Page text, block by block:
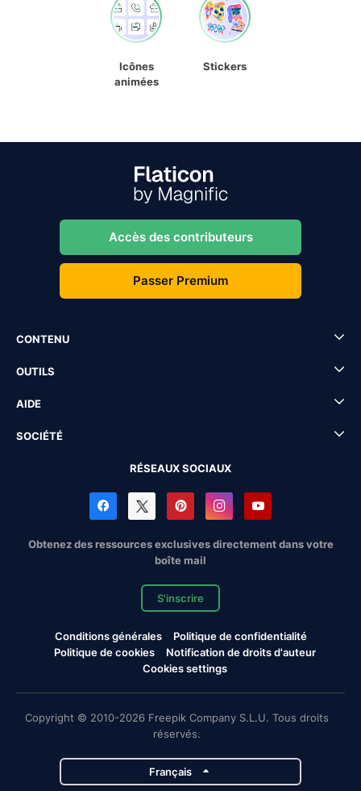
Icônes
animées
Stickers
Accès des contributeurs
Passer Premium
CONTENU
OUTILS
AIDE
SOCIÉTÉ
RÉSEAUX SOCIAUX
Obtenez des ressources exclusives directement dans votre
boîte mail
S'inscrire
Conditions générales
Politique de confidentialité
Politique de cookies
Notification de droits d'auteur
Cookies settings
Copyright © 2010-2026 Freepik Company S.L.U. Tous droits
réservés.
Français